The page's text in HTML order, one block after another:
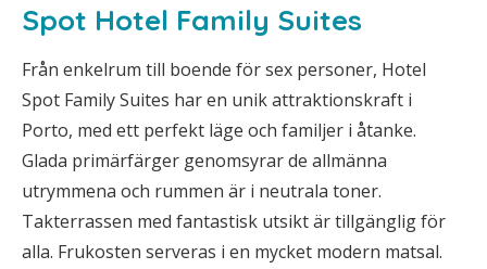
Spot Hotel Family Suites
Från enkelrum till boende för sex personer, Hotel
Spot Family Suites har en unik attraktionskraft i
Porto, med ett perfekt läge och familjer i åtanke.
Glada primärfärger genomsyrar de allmänna
utrymmena och rummen är i neutrala toner.
Takterrassen med fantastisk utsikt är tillgänglig för
alla. Frukosten serveras i en mycket modern matsal.